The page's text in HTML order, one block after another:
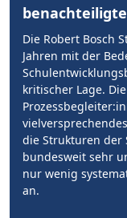
Die Robert Bosch
Jahren mit der
kritischer Lage.
die Strukturen der
bundesweit sehr
nur wenig
an.